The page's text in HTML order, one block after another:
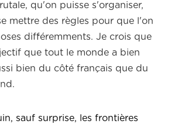
qu'on puisse s'organiser,
mettre des règles pour que l'on
différemments. Je crois que
que tout le monde a bien
bien du côté français que du
sauf surprise, les frontières